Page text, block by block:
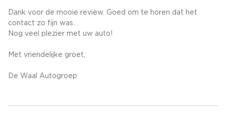
Dank voor de mooie review. Goed om te horen dat het
contact zo fijn was.
Nog veel plezier met uw auto!
Met vriendelijke groet,
De Waal Autogroep